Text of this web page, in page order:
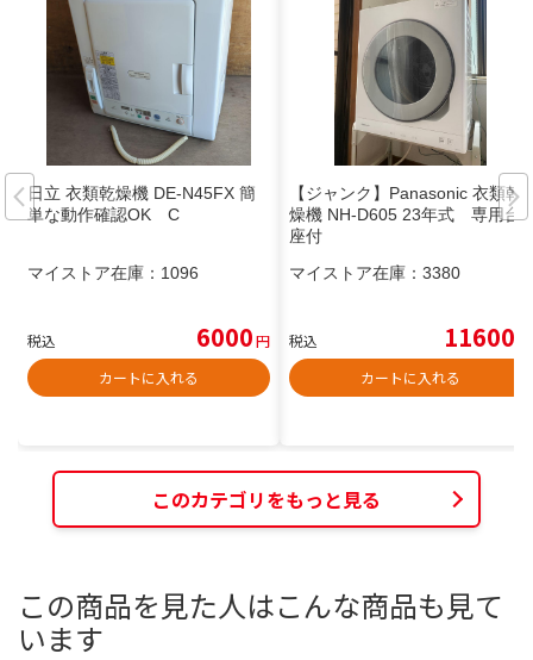
日立 衣類乾燥機 DE-N45FX 簡
単な動作確認OK C
マイストア在庫： 1096
税込 6000円
カートに入れる
【ジャンク】Panasonic 衣類乾
燥機 NH-D605 23年式 専用台
座付
マイストア在庫： 3380
税込 11600
カートに入れる
このカテゴリをもっと見る
この商品を見た人はこんな商品も見て
います